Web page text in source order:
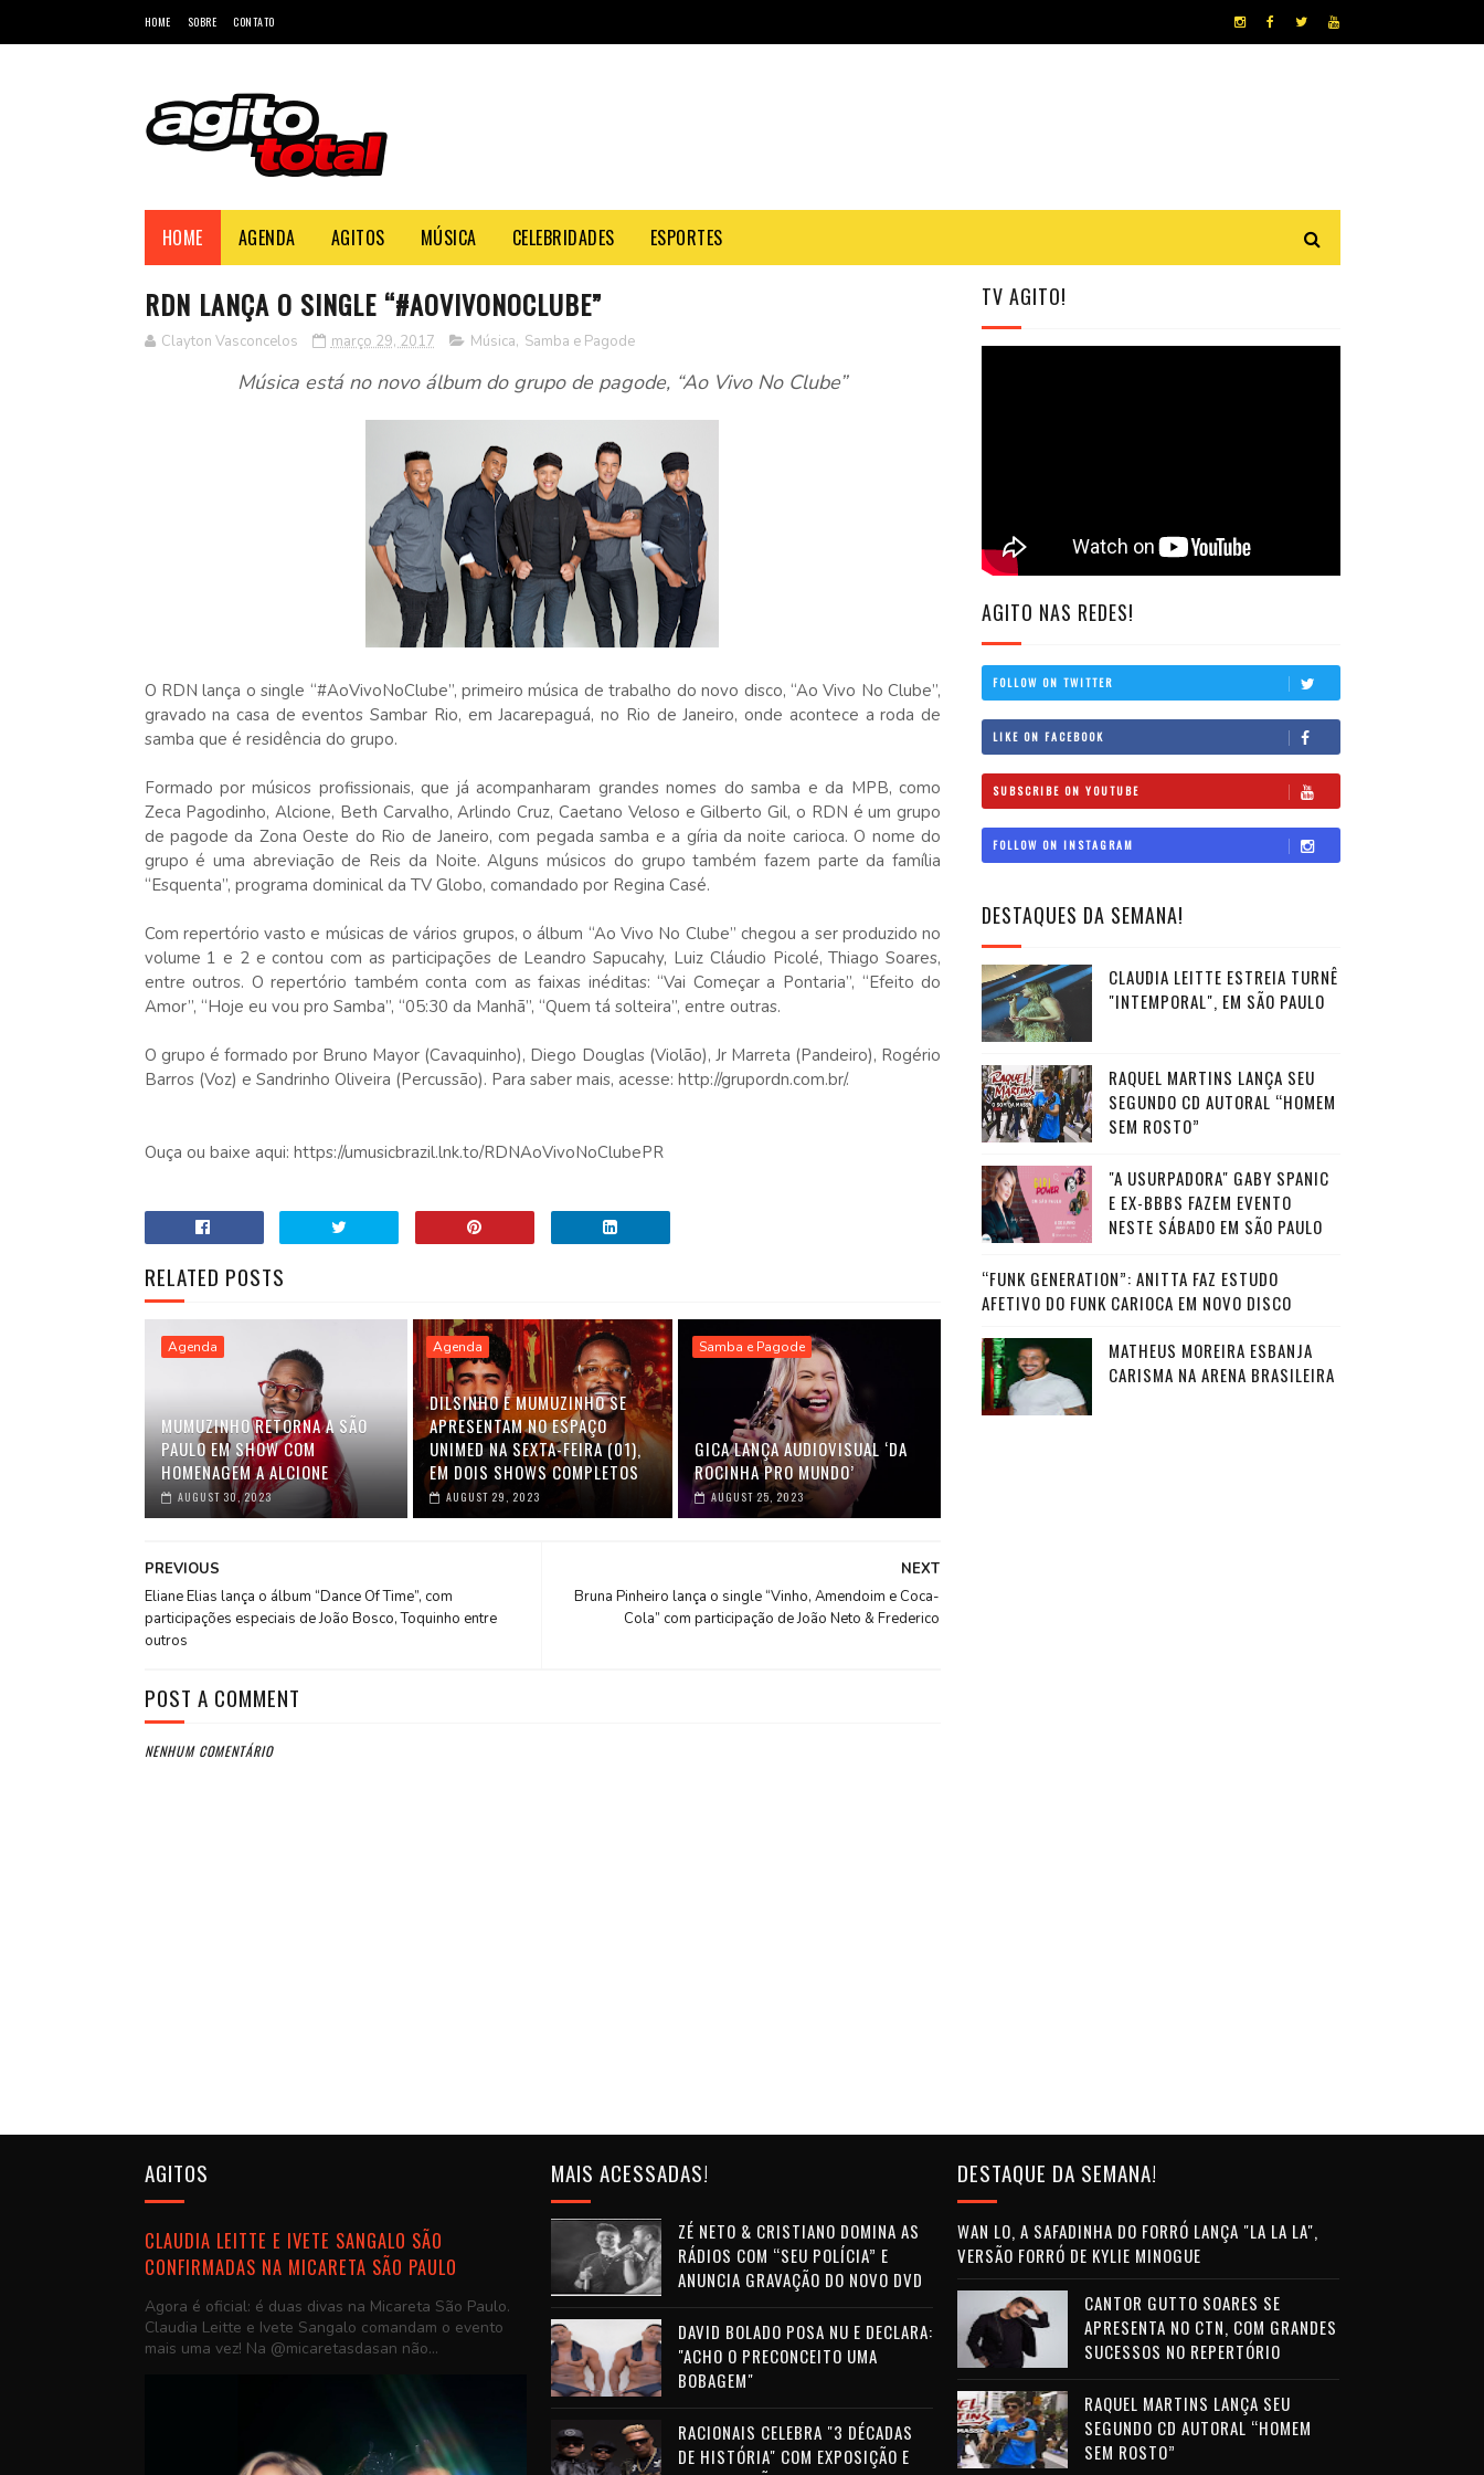
HOME SOBRE CONTATO
HOME AGENDA AGITOS MÚSICA CELEBRIDADES ESPORTES
RDN LANÇA O SINGLE “#AOVIVONOCLUBE”
Clayton Vasconcelos março 29, 2017 Música, Samba e Pagode
Música está no novo álbum do grupo de pagode, “Ao Vivo No Clube”
O RDN lança o single “#AoVivoNoClube”, primeiro música de trabalho do novo disco, “Ao Vivo No Clube”,
gravado na casa de eventos Sambar Rio, em Jacarepaguá, no Rio de Janeiro, onde acontece a roda de
samba que é residência do grupo.
Formado por músicos profissionais, que já acompanharam grandes nomes do samba e da MPB, como
Zeca Pagodinho, Alcione, Beth Carvalho, Arlindo Cruz, Caetano Veloso e Gilberto Gil, o RDN é um grupo
de pagode da Zona Oeste do Rio de Janeiro, com pegada samba e a gíria da noite carioca. O nome do
grupo é uma abreviação de Reis da Noite. Alguns músicos do grupo também fazem parte da família
“Esquenta”, programa dominical da TV Globo, comandado por Regina Casé.
Com repertório vasto e músicas de vários grupos, o álbum “Ao Vivo No Clube” chegou a ser produzido no
volume 1 e 2 e contou com as participações de Leandro Sapucahy, Luiz Cláudio Picolé, Thiago Soares,
entre outros. O repertório também conta com as faixas inéditas: “Vai Começar a Pontaria”, “Efeito do
Amor”, “Hoje eu vou pro Samba”, “05:30 da Manhã”, “Quem tá solteira”, entre outras.
O grupo é formado por Bruno Mayor (Cavaquinho), Diego Douglas (Violão), Jr Marreta (Pandeiro), Rogério
Barros (Voz) e Sandrinho Oliveira (Percussão). Para saber mais, acesse: http://grupordn.com.br/.
Ouça ou baixe aqui: https://umusicbrazil.lnk.to/RDNAoVivoNoClubePR
RELATED POSTS
Agenda
MUMUZINHO RETORNA A SÃO
PAULO EM SHOW COM
HOMENAGEM A ALCIONE
AUGUST 30, 2023
Agenda
DILSINHO E MUMUZINHO SE
APRESENTAM NO ESPAÇO
UNIMED NA SEXTA-FEIRA (01),
EM DOIS SHOWS COMPLETOS
AUGUST 29, 2023
Samba e Pagode
GICA LANÇA AUDIOVISUAL ‘DA
ROCINHA PRO MUNDO’
AUGUST 25, 2023
NEXT
Bruna Pinheiro lança o single “Vinho, Amendoim e Coca-
Cola” com participação de João Neto & Frederico
PREVIOUS
Eliane Elias lança o álbum “Dance Of Time”, com
participações especiais de João Bosco, Toquinho entre
outros
POST A COMMENT
NENHUM COMENTÁRIO
TV AGITO!
AGITO NAS REDES!
FOLLOW ON TWITTER
LIKE ON FACEBOOK
SUBSCRIBE ON YOUTUBE
FOLLOW ON INSTAGRAM
DESTAQUES DA SEMANA!
CLAUDIA LEITTE ESTREIA TURNÊ
"INTEMPORAL", EM SÃO PAULO
RAQUEL MARTINS LANÇA SEU
SEGUNDO CD AUTORAL “HOMEM
SEM ROSTO”
"A USURPADORA" GABY SPANIC
E EX-BBBS FAZEM EVENTO
NESTE SÁBADO EM SÃO PAULO
“FUNK GENERATION”: ANITTA FAZ ESTUDO
AFETIVO DO FUNK CARIOCA EM NOVO DISCO
MATHEUS MOREIRA ESBANJA
CARISMA NA ARENA BRASILEIRA
AGITOS
CLAUDIA LEITTE E IVETE SANGALO SÃO
CONFIRMADAS NA MICARETA SÃO PAULO
Agora é oficial: é duas divas na Micareta São Paulo.
Claudia Leitte e Ivete Sangalo comandam o evento
mais uma vez! Na @micaretasdasan não...
MAIS ACESSADAS!
ZÉ NETO & CRISTIANO DOMINA AS
RÁDIOS COM “SEU POLÍCIA” E
ANUNCIA GRAVAÇÃO DO NOVO DVD
DAVID BOLADO POSA NU E DECLARA:
"ACHO O PRECONCEITO UMA
BOBAGEM"
RACIONAIS CELEBRA "3 DÉCADAS
DE HISTÓRIA" COM EXPOSIÇÃO E
DESTAQUE DA SEMANA!
WAN LO, A SAFADINHA DO FORRÓ LANÇA "LA LA LA",
VERSÃO FORRÓ DE KYLIE MINOGUE
CANTOR GUTTO SOARES SE
APRESENTA NO CTN, COM GRANDES
SUCESSOS NO REPERTÓRIO
RAQUEL MARTINS LANÇA SEU
SEGUNDO CD AUTORAL “HOMEM
SEM ROSTO”